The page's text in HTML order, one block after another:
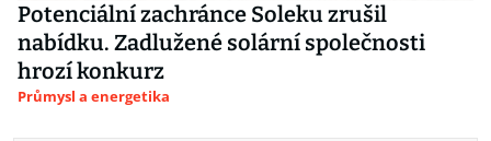
Potenciální zachránce Soleku zrušil
nabídku. Zadlužené solární společnosti
hrozí konkurz
Průmysl a energetika